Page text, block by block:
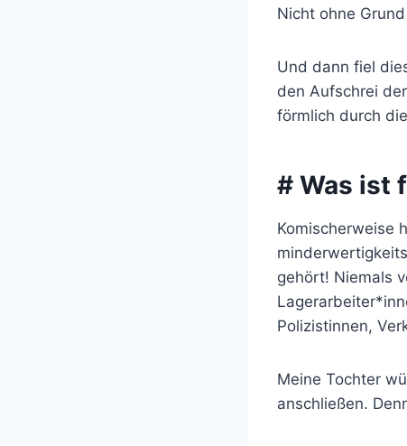
Nicht ohne
Und dann fiel
den Aufschrei
förmlich durch
# Was ist
Komischerweise
gehört! Niemals
Polizistinnen,
Meine Tochter
anschließen.